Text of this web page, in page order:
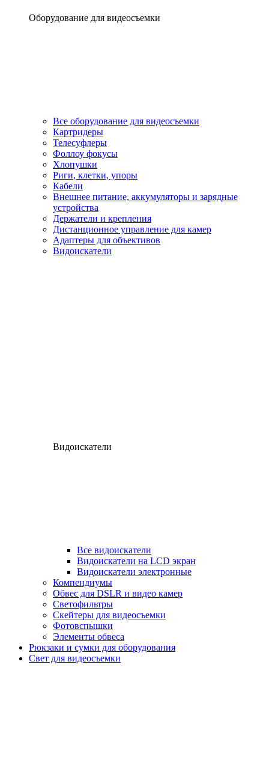
Оборудование для видеосъемки
Все оборудование для видеосъемки
Картридеры
Телесуфлеры
Фоллоу фокусы
Хлопушки
Риги, клетки, упоры
Кабели
Внешнее питание, аккумуляторы и зарядные
устройства
Держатели и крепления
Дистанционное управление для камер
Адаптеры для объективов
Видоискатели
Видоискатели
Все видоискатели
Видоискатели на LCD экран
Видоискатели электронные
Компендиумы
Обвес для DSLR и видео камер
Светофильтры
Скейтеры для видеосъемки
Фотовспышки
Элементы обвеса
Рюкзаки и сумки для оборудования
Свет для видеосъемки